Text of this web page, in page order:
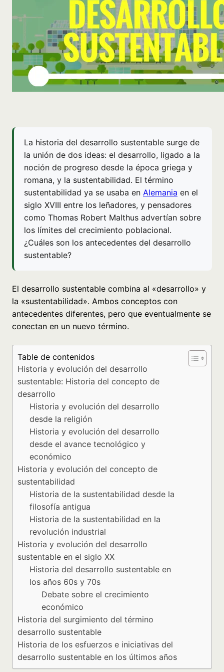
La historia del desarrollo sustentable surge de
la unión de dos ideas: el desarrollo, ligado a la
noción de progreso desde la época griega y
romana, y la sustentabilidad. El término
sustentabilidad ya se usaba en Alemania en el
siglo XVIII entre los leñadores, y pensadores
como Thomas Robert Malthus advertían sobre
los límites del crecimiento poblacional.
¿Cuáles son los antecedentes del desarrollo
sustentable?
El desarrollo sustentable combina al «desarrollo» y
la «sustentabilidad». Ambos conceptos con
antecedentes diferentes, pero que eventualmente se
conectan en un nuevo término.
Table de contenidos
Historia y evolución del desarrollo
sustentable: Historia del concepto de
desarrollo
Historia y evolución del desarrollo
desde la religión
Historia y evolución del desarrollo
desde el avance tecnológico y
económico
Historia y evolución del concepto de
sustentabilidad
Historia de la sustentabilidad desde la
filosofía antigua
Historia de la sustentabilidad en la
revolución industrial
Historia y evolución del desarrollo
sustentable en el siglo XX
Historia del desarrollo sustentable en
los años 60s y 70s
Debate sobre el crecimiento
económico
Historia del surgimiento del término
desarrollo sustentable
Historia de los esfuerzos e iniciativas del
desarrollo sustentable en los últimos años